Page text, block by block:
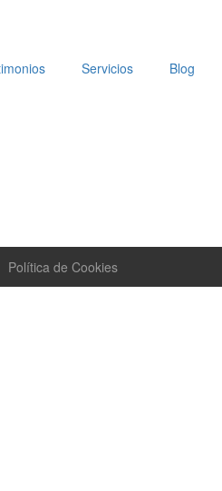
Servicios Blog
Política de Cookies